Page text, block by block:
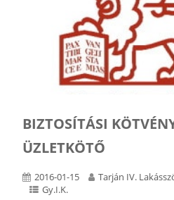
BIZTOSÍTÁSI
ÜZLETKÖTŐ
2016-01-15 Tarján IV.
Gy.I.K.